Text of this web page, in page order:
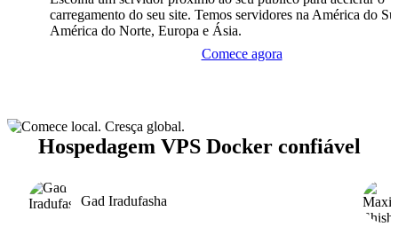
carregamento do seu site. Temos servidores na América do
América do Norte, Europa e Ásia.
Comece agora
Hospedagem VPS Docker confiável
Gad Iradufasha